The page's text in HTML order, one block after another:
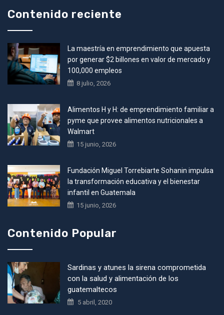
Contenido reciente
La maestría en emprendimiento que apuesta
por generar $2 billones en valor de mercado y
100,000 empleos
8 julio, 2026
Alimentos H y H: de emprendimiento familiar a
pyme que provee alimentos nutricionales a
Walmart
15 junio, 2026
Fundación Miguel Torrebiarte Sohanin impulsa
la transformación educativa y el bienestar
infantil en Guatemala
15 junio, 2026
Contenido Popular
Sardinas y atunes la sirena comprometida
con la salud y alimentación de los
guatemaltecos
5 abril, 2020